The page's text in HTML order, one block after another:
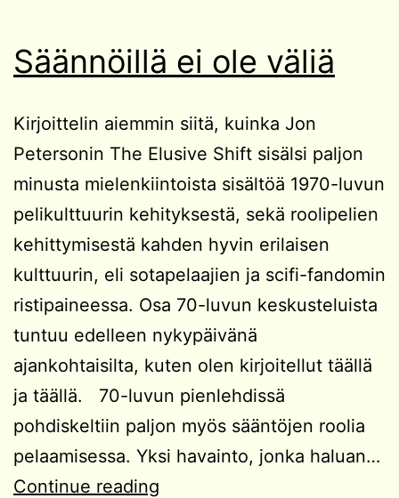
Säännöillä ei ole väliä
Kirjoittelin aiemmin siitä, kuinka Jon
Petersonin The Elusive Shift sisälsi paljon
minusta mielenkiintoista sisältöä 1970-luvun
pelikulttuurin kehityksestä, sekä roolipelien
kehittymisestä kahden hyvin erilaisen
kulttuurin, eli sotapelaajien ja scifi-fandomin
ristipaineessa. Osa 70-luvun keskusteluista
tuntuu edelleen nykypäivänä
ajankohtaisilta, kuten olen kirjoitellut täällä
ja täällä. 70-luvun pienlehdissä
pohdiskeltiin paljon myös sääntöjen roolia
pelaamisessa. Yksi havainto, jonka haluan…
Continue reading